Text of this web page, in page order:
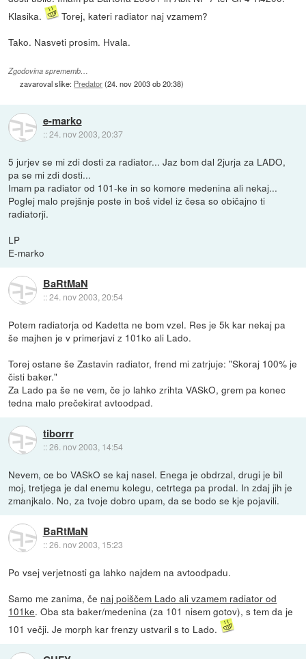
Klasika.
Torej, kateri radiator naj vzamem?
Tako. Nasveti prosim. Hvala.
Zgodovina sprememb…
zavaroval slike: Predator(24. nov 2003 ob 20:38)
e-marko
::24. nov 2003, 20:37
5 jurjev se mi zdi dosti za radiator... Jaz bom dal 2jurja za LADO,
pa se mi zdi dosti...
Imam pa radiator od 101-ke in so komore medenina ali nekaj...
Poglej malo prejšnje poste in boš videl iz česa so običajno ti
radiatorji.
LP
E-marko
BaRtMaN
::24. nov 2003, 20:54
Potem radiatorja od Kadetta ne bom vzel. Res je 5k kar nekaj pa
še majhen je v primerjavi z 101ko ali Lado.
Torej ostane še Zastavin radiator, frend mi zatrjuje: "Skoraj 100% je
čisti baker."
Za Lado pa še ne vem, če jo lahko zrihta VASkO, grem pa konec
tedna malo prečekirat avtoodpad.
tiborrr
::26. nov 2003, 14:54
Nevem, ce bo VASkO se kaj nasel. Enega je obdrzal, drugi je bil
moj, tretjega je dal enemu kolegu, cetrtega pa prodal. In zdaj jih je
zmanjkalo. No, za tvoje dobro upam, da se bodo se kje pojavili.
BaRtMaN
::26. nov 2003, 15:23
Po vsej verjetnosti ga lahko najdem na avtoodpadu.
Samo me zanima, če naj poiščem Lado ali vzamem radiator od
101ke. Oba sta baker/medenina (za 101 nisem gotov), s tem da je
101 večji. Je morph kar frenzy ustvaril s to Lado.